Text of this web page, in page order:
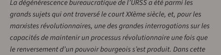
La dégénérescence bureaucratique de l’URSS a été parmi les
grands sujets qui ont traversé le court XXème siècle, et, pour les
marxistes révolutionnaires, une des grandes interrogations sur les
capacités de maintenir un processus révolutionnaire une fois que
le renversement d’un pouvoir bourgeois s’est produit. Dans cette